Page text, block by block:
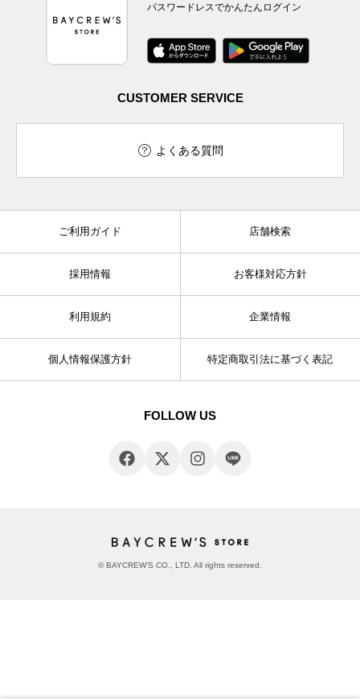
パスワードレスでかんたんログイン
CUSTOMER SERVICE
よくある質問
ご利用ガイド 店舗検索
採用情報 お客様対応方針
利用規約 企業情報
個人情報保護方針 特定商取引法に基づく表記
FOLLOW US
© BAYCREW’S CO., LTD. All rights reserved.